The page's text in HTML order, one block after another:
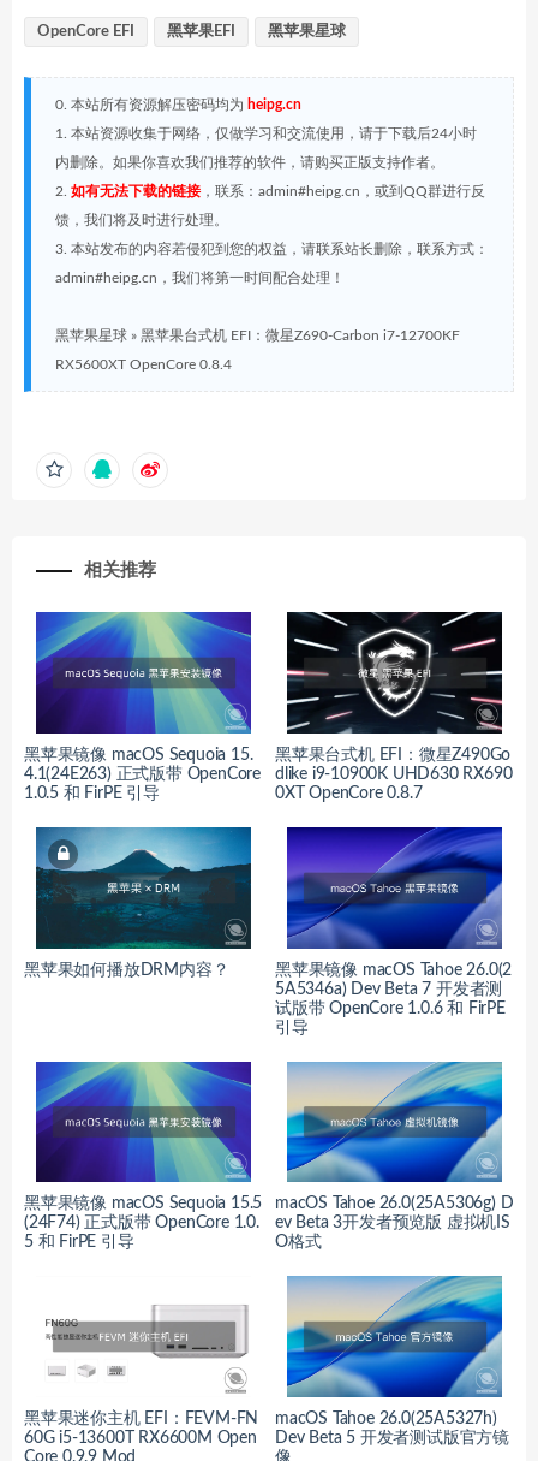
OpenCore EFI 黑苹果EFI 黑苹果星球
0. 本站所有资源解压密码均为 heipg.cn
1. 本站资源收集于网络，仅做学习和交流使用，请于下载后24小时
内删除。如果你喜欢我们推荐的软件，请购买正版支持作者。
2. 如有无法下载的链接，联系：admin#heipg.cn，或到QQ群进行反
馈，我们将及时进行处理。
3. 本站发布的内容若侵犯到您的权益，请联系站长删除，联系方式：
admin#heipg.cn，我们将第一时间配合处理！
黑苹果星球 » 黑苹果台式机 EFI：微星Z690-Carbon i7-12700KF
RX5600XT OpenCore 0.8.4
相关推荐
黑苹果镜像 macOS Sequoia 15.
4.1(24E263) 正式版带 OpenCore
1.0.5 和 FirPE 引导
黑苹果台式机 EFI：微星Z490Go
dlike i9-10900K UHD630 RX690
0XT OpenCore 0.8.7
黑苹果如何播放DRM内容？
黑苹果镜像 macOS Tahoe 26.0(2
5A5346a) Dev Beta 7 开发者测
试版带 OpenCore 1.0.6 和 FirPE
引导
黑苹果镜像 macOS Sequoia 15.5
(24F74) 正式版带 OpenCore 1.0.
5 和 FirPE 引导
macOS Tahoe 26.0(25A5306g) D
ev Beta 3开发者预览版 虚拟机IS
O格式
黑苹果迷你主机 EFI：FEVM-FN
60G i5-13600T RX6600M Open
Core 0.9.9 Mod
macOS Tahoe 26.0(25A5327h)
Dev Beta 5 开发者测试版官方镜
像